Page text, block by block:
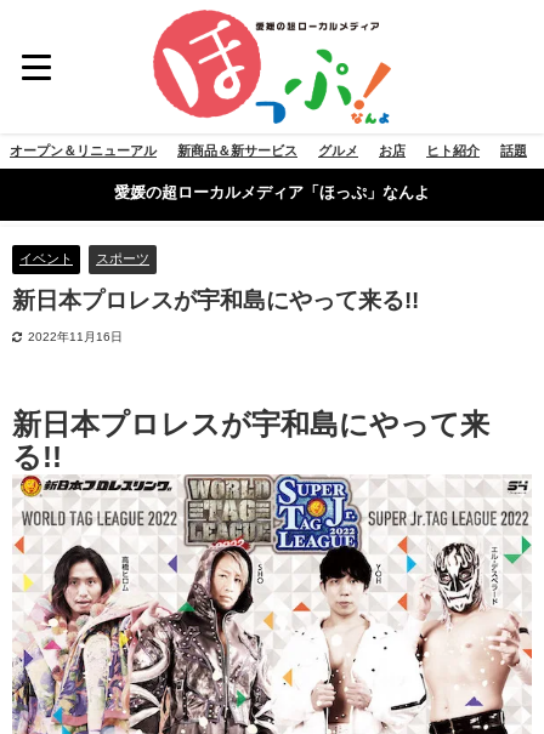
オープン＆リニューアル 新商品＆新サービス グルメ お店 ヒト紹介 話題
愛媛の超ローカルメディア「ほっぷ」なんよ
イベント スポーツ
新日本プロレスが宇和島にやって来る!!
2022年11月16日
新日本プロレスが宇和島にやって来
る!!